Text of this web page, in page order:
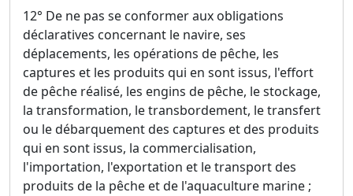
12° De ne pas se conformer aux obligations
déclaratives concernant le navire, ses
déplacements, les opérations de pêche, les
captures et les produits qui en sont issus, l'effort
de pêche réalisé, les engins de pêche, le stockage,
la transformation, le transbordement, le transfert
ou le débarquement des captures et des produits
qui en sont issus, la commercialisation,
l'importation, l'exportation et le transport des
produits de la pêche et de l'aquaculture marine ;